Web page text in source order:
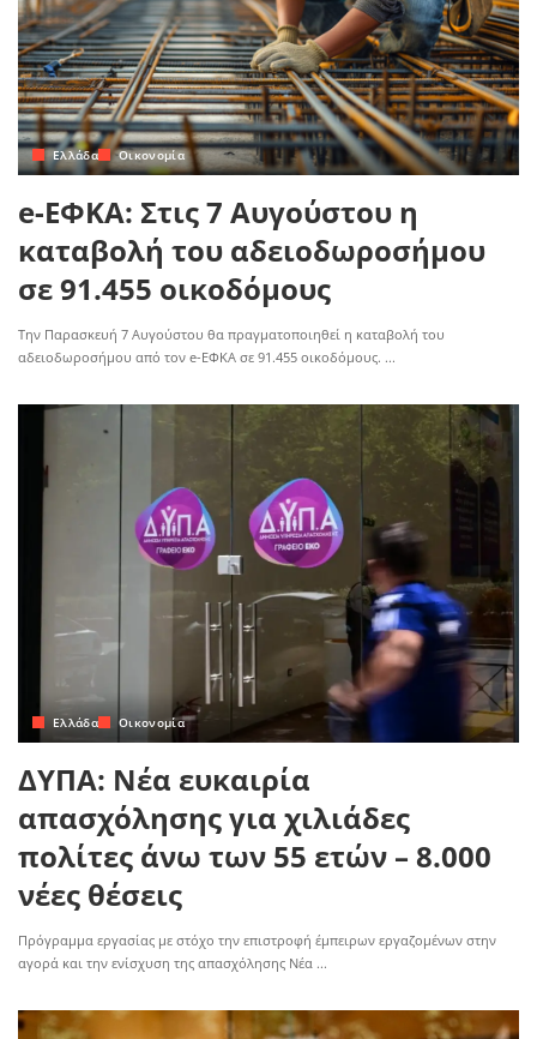
Ελλάδα Οικονομία
e-ΕΦΚΑ: Στις 7 Αυγούστου η
καταβολή του αδειοδωροσήμου
σε 91.455 οικοδόμους
Την Παρασκευή 7 Αυγούστου θα πραγματοποιηθεί η καταβολή του
αδειοδωροσήμου από τον e-ΕΦΚΑ σε 91.455 οικοδόμους. ...
Ελλάδα Οικονομία
ΔΥΠΑ: Νέα ευκαιρία
απασχόλησης για χιλιάδες
πολίτες άνω των 55 ετών – 8.000
νέες θέσεις
Πρόγραμμα εργασίας με στόχο την επιστροφή έμπειρων εργαζομένων στην
αγορά και την ενίσχυση της απασχόλησης Νέα ...